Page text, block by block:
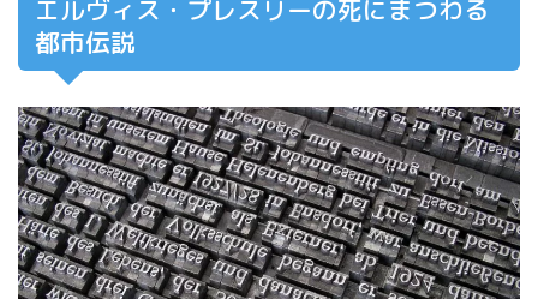
エルヴィス・プレスリーの死にまつわる
都市伝説